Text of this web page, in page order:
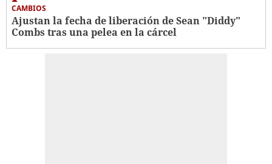
CAMBIOS
Ajustan la fecha de liberación de Sean "Diddy"
Combs tras una pelea en la cárcel